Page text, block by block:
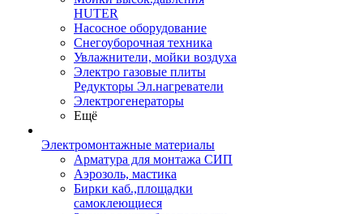
HUTER
Насосное оборудование
Снегоуборочная техника
Увлажнители, мойки воздуха
Электро газовые плиты
Редукторы Эл.нагреватели
Электрогенераторы
Ещё
Электромонтажные материалы
Арматура для монтажа СИП
Аэрозоль, мастика
Бирки каб.,площадки
самоклеющиеся